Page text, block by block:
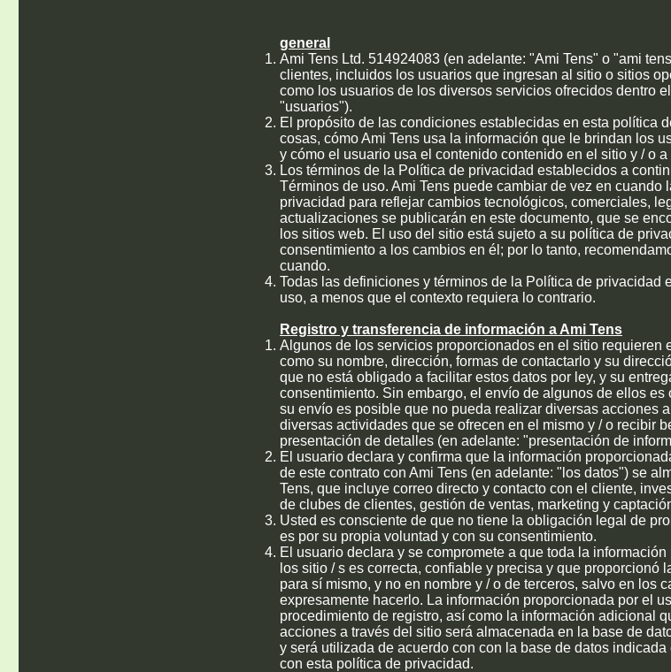
general
Ami Tens Ltd. 514924083 (en adelante: "Ami Tens" o "ami
clientes, incluidos los usuarios que ingresan al sitio o sitios
como los usuarios de los diversos servicios ofrecidos dentro
"usuarios").
El propósito de las condiciones establecidas en esta política
cosas, cómo Ami Tens usa la información que le brindan los
y cómo el usuario usa el contenido contenido en el sitio y / o
Los términos de la Política de privacidad establecidos a
Términos de uso. Ami Tens puede cambiar de vez en
privacidad para reflejar cambios tecnológicos, comerciales,
actualizaciones se publicarán en este documento, que se
los sitios web. El uso del sitio está sujeto a su política de
consentimiento a los cambios en él; por lo tanto,
cuando.
Todas las definiciones y términos de la Política de privacidad
uso, a menos que el contexto requiera lo contrario.
Registro y transferencia de información a Ami Tens
Algunos de los servicios proporcionados en el sitio requieren
como su nombre, dirección, formas de contactarlo y su
que no está obligado a facilitar estos datos por ley, y su
consentimiento. Sin embargo, el envío de algunos de ellos
su envío es posible que no pueda realizar diversas acciones
diversas actividades que se ofrecen en el mismo y / o recibir
presentación de detalles (en adelante: "presentación de
El usuario declara y confirma que la información
de este contrato con Ami Tens (en adelante: "los datos") se
Tens, que incluye correo directo y contacto con el cliente,
de clubes de clientes, gestión de ventas, marketing y
Usted es consciente de que no tiene la obligación legal de
es por su propia voluntad y con su consentimiento.
El usuario declara y se compromete a que toda la
los sitio / s es correcta, confiable y precisa y que proporcionó
para sí mismo, y no en nombre y / o de terceros, salvo en los
expresamente hacerlo. La información proporcionada por el
procedimiento de registro, así como la información adicional
acciones a través del sitio será almacenada en la base de
y será utilizada de acuerdo con con la base de datos
con esta política de privacidad.